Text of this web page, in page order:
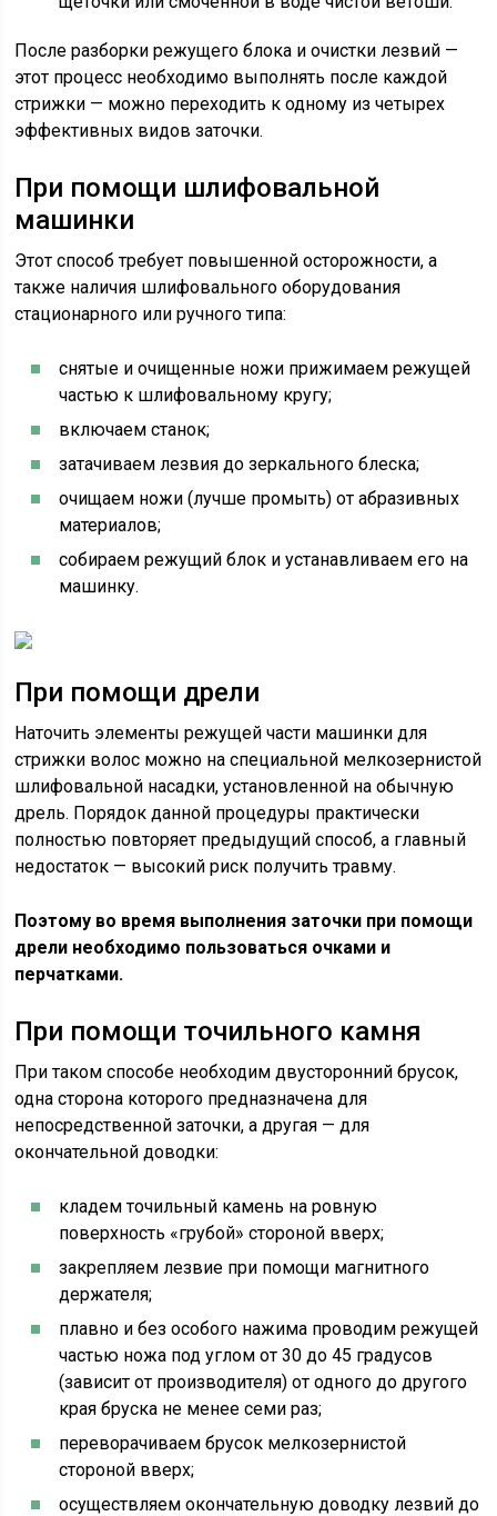
После разборки режущего блока и очистки лезвий —
этот процесс необходимо выполнять после каждой
стрижки — можно переходить к одному из четырех
эффективных видов заточки.
При помощи шлифовальной
машинки
Этот способ требует повышенной осторожности, а
также наличия шлифовального оборудования
стационарного или ручного типа:
снятые и очищенные ножи прижимаем режущей
частью к шлифовальному кругу;
включаем станок;
затачиваем лезвия до зеркального блеска;
очищаем ножи (лучше промыть) от абразивных
материалов;
собираем режущий блок и устанавливаем его на
машинку.
При помощи дрели
Наточить элементы режущей части машинки для
стрижки волос можно на специальной мелкозернистой
шлифовальной насадки, установленной на обычную
дрель. Порядок данной процедуры практически
полностью повторяет предыдущий способ, а главный
недостаток — высокий риск получить травму.
Поэтому во время выполнения заточки при помощи
дрели необходимо пользоваться очками и
перчатками.
При помощи точильного камня
При таком способе необходим двусторонний брусок,
одна сторона которого предназначена для
непосредственной заточки, а другая — для
окончательной доводки:
кладем точильный камень на ровную
поверхность «грубой» стороной вверх;
закрепляем лезвие при помощи магнитного
держателя;
плавно и без особого нажима проводим режущей
частью ножа под углом от 30 до 45 градусов
(зависит от производителя) от одного до другого
края бруска не менее семи раз;
переворачиваем брусок мелкозернистой
стороной вверх;
осуществляем окончательную доводку лезвий до